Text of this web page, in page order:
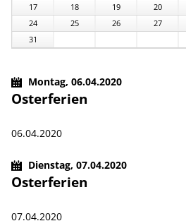
17
18 19 20
24
25 26 27
31
Montag,06.04.2020
Osterferien
06.04.2020
Dienstag,07.04.2020
Osterferien
07.04.2020